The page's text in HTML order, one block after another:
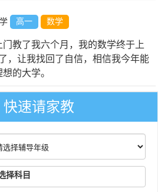
高一 数学
门教了我六个月，我的数学终于上
，让我找回了自信，相信我今年能
的大学。
学 初三 物理
，关注学生，真心为学生着想。
快速请家教
择科目